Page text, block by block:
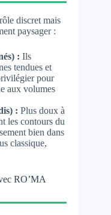
discret mais
paysager :
: Ils
tendues et
pour
aux volumes
: Plus doux à
les contours du
bien dans
classique,
RO’MA